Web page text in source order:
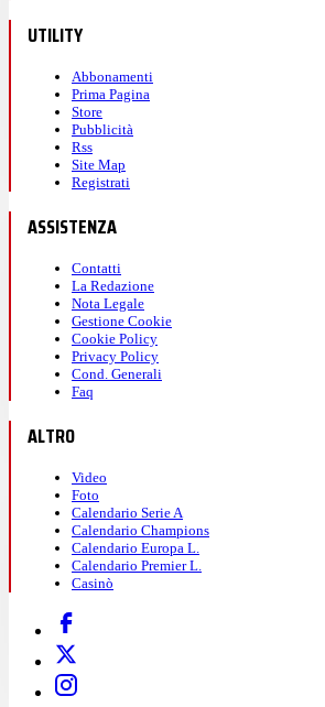
UTILITY
Abbonamenti
Prima Pagina
Store
Pubblicità
Rss
Site Map
Registrati
ASSISTENZA
Contatti
La Redazione
Nota Legale
Gestione Cookie
Cookie Policy
Privacy Policy
Cond. Generali
Faq
ALTRO
Video
Foto
Calendario Serie A
Calendario Champions
Calendario Europa L.
Calendario Premier L.
Casinò